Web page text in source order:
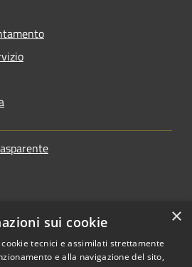
×
sui cookie
tecnici e assimilati strettamente
e alla navigazione del sito,